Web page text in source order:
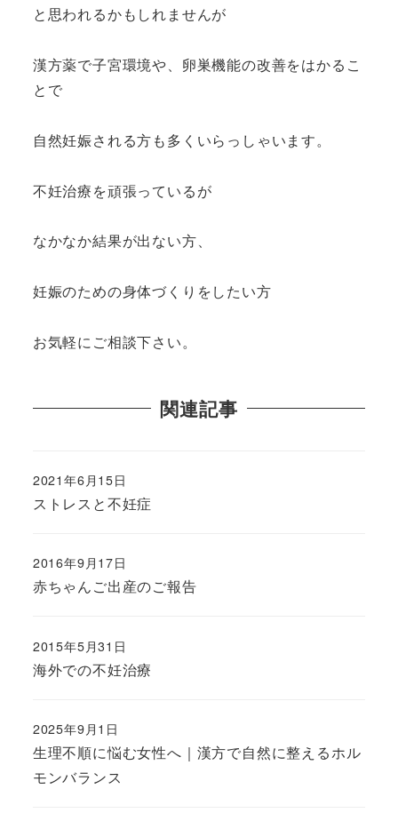
と思われるかもしれませんが
漢方薬で子宮環境や、卵巣機能の改善をはかるこ
とで
自然妊娠される方も多くいらっしゃいます。
不妊治療を頑張っているが
なかなか結果が出ない方、
妊娠のための身体づくりをしたい方
お気軽にご相談下さい。
関連記事
ストレスと不妊症
2021年6月15日
赤ちゃんご出産のご報告
2016年9月17日
海外での不妊治療
2015年5月31日
生理不順に悩む女性へ｜漢方で自然に整えるホル
モンバランス
2025年9月1日